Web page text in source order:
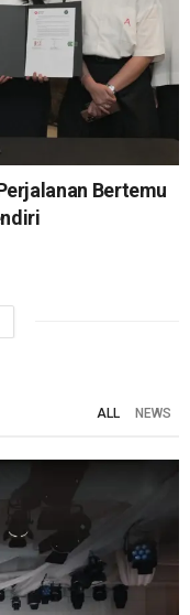
Bertemu
ALL NEWS